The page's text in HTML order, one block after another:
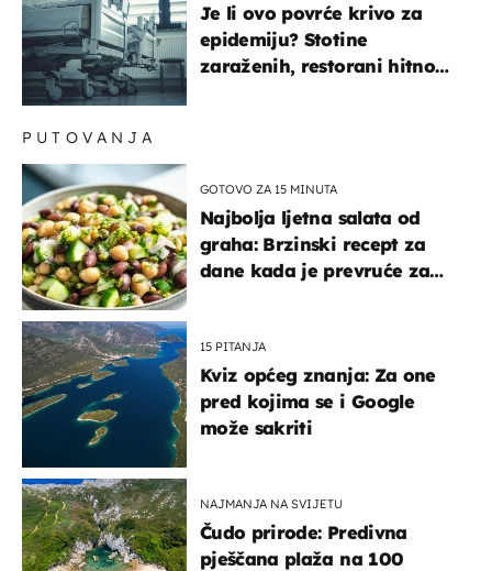
Je li ovo povrće krivo za
epidemiju? Stotine
zaraženih, restorani hitno
PUTOVANJA
GOTOVO ZA 15 MINUTA
Najbolja ljetna salata od
graha: Brzinski recept za
dane kada je prevruće za
15 PITANJA
Kviz općeg znanja: Za one
pred kojima se i Google
može sakriti
NAJMANJA NA SVIJETU
Čudo prirode: Predivna
pješčana plaža na 100